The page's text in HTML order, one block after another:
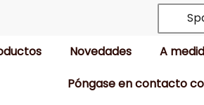
Novedades A
Póngase en contacto